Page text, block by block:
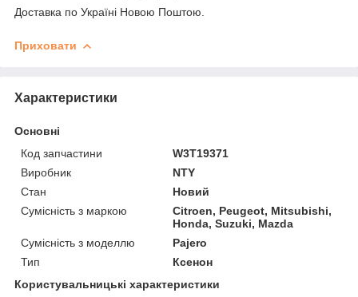
Доставка по Україні Новою Поштою.
Приховати
Характеристики
Основні
Код запчастини
W3T19371
Виробник
NTY
Стан
Новий
Сумісність з маркою
Citroen, Peugeot, Mitsubishi,
Honda, Suzuki, Mazda
Сумісність з моделлю
Pajero
Тип
Ксенон
Користувальницькі характеристики